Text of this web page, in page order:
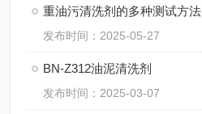
重油污清洗剂的多种测试方法
发布时间：2025-05-27
BN-Z312油泥清洗剂
发布时间：2025-03-07